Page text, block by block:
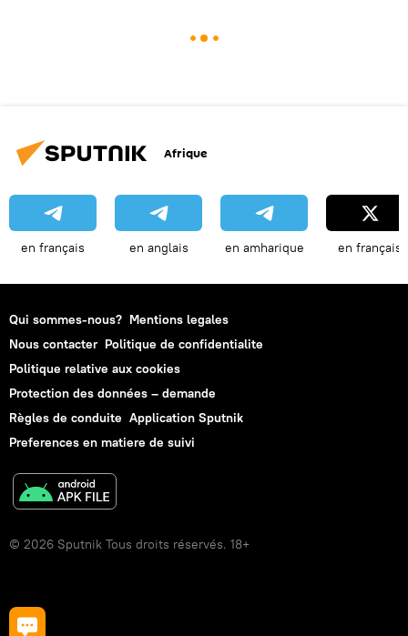
Afrique
en français en anglais en amharique en français
Qui sommes-nous? Mentions legales
Nous contacter Politique de confidentialite
Politique relative aux cookies
Protection des données – demande
Règles de conduite Application Sputnik
Preferences en matiere de suivi
© 2026 Sputnik Tous droits réservés. 18+